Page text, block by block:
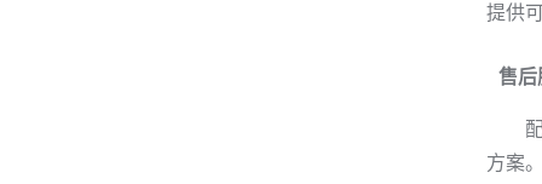
提供
售后
方案